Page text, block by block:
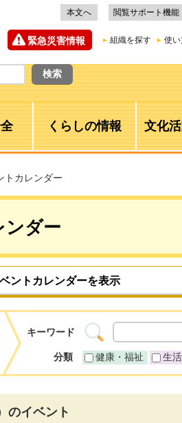
本文へ 閲覧サポート機能
緊急災害情報 組織を探す 使
くらしの情報 文化
トカレンダー
ンダー
ントカレンダーを表示
キーワード
分類 健康・福祉 生活
のイベント